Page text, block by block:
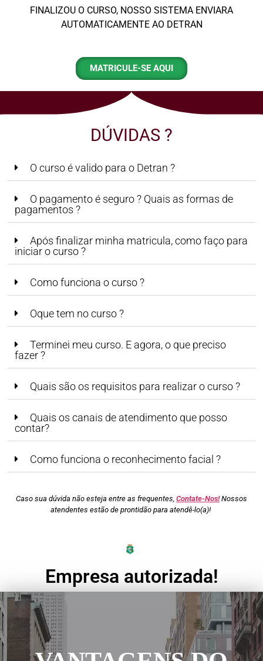
FINALIZOU O CURSO, NOSSO SISTEMA ENVIARA
AUTOMATICAMENTE AO DETRAN
MATRICULE-SE AQUI
DÚVIDAS ?
O curso é valido para o Detran ?
O pagamento é seguro ? Quais as formas de
pagamentos ?
Após finalizar minha matricula, como faço para
iniciar o curso ?
Como funciona o curso ?
Oque tem no curso ?
Terminei meu curso. E agora, o que preciso
fazer ?
Quais são os requisitos para realizar o curso ?
Quais os canais de atendimento que posso
contar?
Como funciona o reconhecimento facial ?
Caso sua dúvida não esteja entre as frequentes, Contate-Nos!Nossos
atendentes estão de prontidão para atendê-lo(a)!
Empresa autorizada!